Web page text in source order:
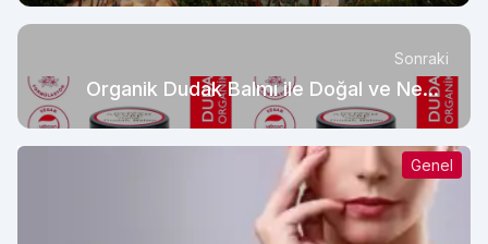
Sonraki
Organik Dudak Balmı ile Doğal ve Nemli
Dudak Bakımı
Genel